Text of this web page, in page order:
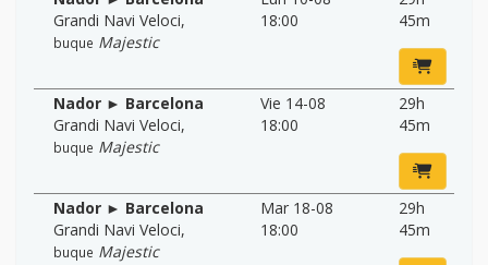
Grandi Navi Veloci,
buque Majestic
18:00
45m
Nador ► Barcelona
Grandi Navi Veloci,
buque Majestic
Vie 14-08
18:00
29h
45m
Nador ► Barcelona
Grandi Navi Veloci,
buque Majestic
Mar 18-08
18:00
29h
45m